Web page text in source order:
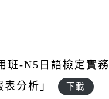
班-N5日語檢定實務
分析」
下載